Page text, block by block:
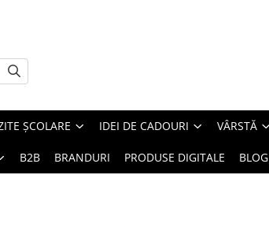
ȘCOLARE IDEI DE CADOURI VÂRSTĂ
B2B BRANDURI PRODUSE DIGITALE BLOG